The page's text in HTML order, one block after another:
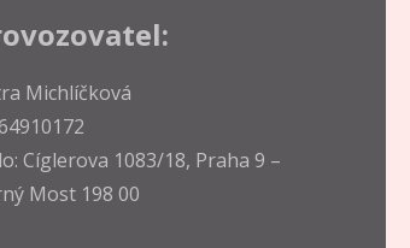
Michlíčková
Cíglerova 1083/18, Praha 9 –
Most 198 00